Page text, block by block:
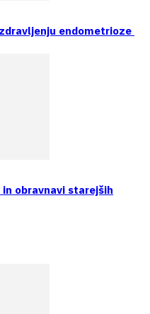
endometrioze
obravnavi starejših